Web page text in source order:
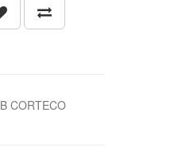
CORTECO